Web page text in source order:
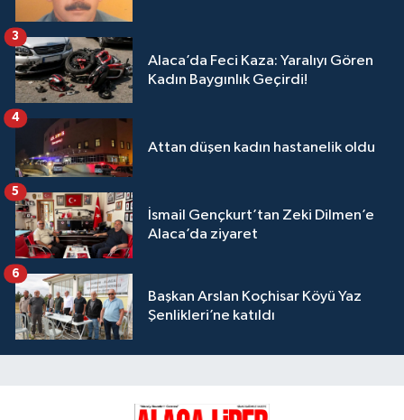
Alaca’da Feci Kaza: Yaralıyı Gören
Kadın Baygınlık Geçirdi!
3
Attan düşen kadın hastanelik oldu
4
İsmail Gençkurt’tan Zeki Dilmen’e
Alaca’da ziyaret
5
Başkan Arslan Koçhisar Köyü Yaz
Şenlikleri’ne katıldı
6